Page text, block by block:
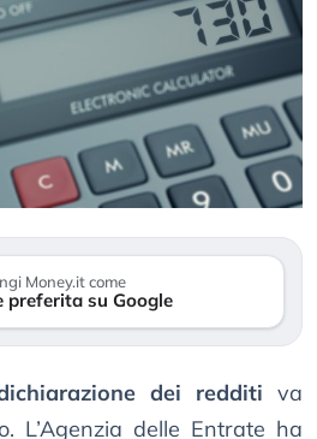
Money.it come
preferita su Google
dei redditi va
L’Agenzia delle Entrate ha